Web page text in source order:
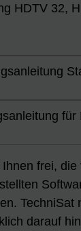
HDTV 32,
für
frei, die
TechniSat
darauf